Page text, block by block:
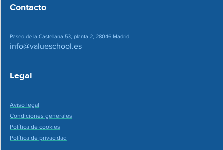
Contacto
Paseo de la Castellana 53, planta 2, 28046 Madrid
info@valueschool.es
Legal
Aviso legal
Condiciones generales
Política de cookies
Política de privacidad